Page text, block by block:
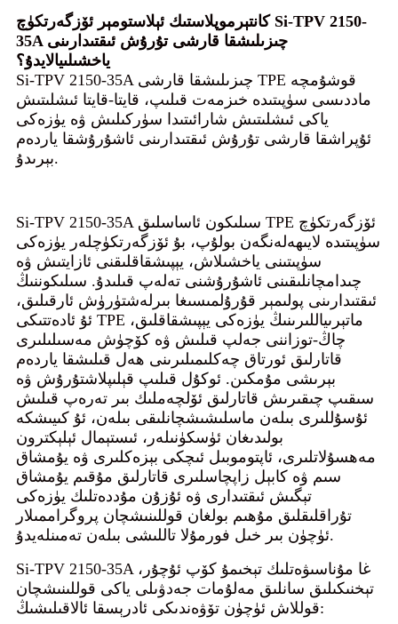
كانتېرموپلاستىك ئېلاستومېر ئۆزگەرتكۈچ
Si-TPV 2150-
35A چىزىلىشقا قارشى تۇرۇش ئىقتىدارىنى
ياخشىلىيالايدۇ؟
Si-TPV 2150-35A چىزىلىشقا قارشى TPE قوشۇمچە
ماددىسى سۈپىتىدە خىزمەت قىلىپ، قايتا-قايتا ئىشلىتىش
ياكى ئىشلىتىش شارائىتىدا سۈركىلىش ۋە يۈزەكى
ئۇپراشقا قارشى تۇرۇش ئىقتىدارىنى ئاشۇرۇشقا ياردەم
بېرىدۇ.
Si-TPV 2150-35A سىلىكون ئاساسلىق TPE ئۆزگەرتكۈچ
سۈپىتىدە لايىھەلەنگەن بولۇپ، بۇ ئۆزگەرتكۈچلەر يۈزەكى
سۈپىتىنى ياخشىلاش، يېپىشقاقلىقنى ئازايتىش ۋە
چىدامچانلىقىنى ئاشۇرۇشنى تەلەپ قىلىدۇ. سىلىكوننىڭ
ئىقتىدارىنى پولىمېر قۇرۇلمىسىغا بىرلەشتۈرۈش ئارقىلىق،
ئۇ ئادەتتىكى TPE ماتېرىياللىرىنىڭ يۈزەكى يېپىشقاقلىق،
چاڭ-توزاننى جەلپ قىلىش ۋە كۆچۈش مەسىلىلىرى
قاتارلىق ئورتاق چەكلىمىلىرىنى ھەل قىلىشقا ياردەم
بېرىشى مۇمكىن. ئوكۇل قىلىپ قېلىپلاشتۇرۇش ۋە
سىقىپ چىقىرىش قاتارلىق ئۆلچەملىك بىر تەرەپ قىلىش
ئۇسۇللىرى بىلەن ماسلىشىشچانلىقى بىلەن، ئۇ كىيىشكە
بولىدىغان ئۈسكۈنىلەر، ئىستېمال ئېلېكترون
مەھسۇلاتلىرى، ئاپتوموبىل ئىچكى بېزەكلىرى ۋە يۇمشاق
سىم ۋە كابېل زاپچاسلىرى قاتارلىق مۇقىم يۇمشاق
تېگىش ئىقتىدارى ۋە ئۇزۇن مۇددەتلىك يۈزەكى
تۇراقلىقلىق مۇھىم بولغان قوللىنىشچان پروگراممىلار
ئۈچۈن بىر خىل فورمۇلا تاللىشى بىلەن تەمىنلەيدۇ.
Si-TPV 2150-35A غا مۇناسىۋەتلىك تېخىمۇ كۆپ ئۇچۇر،
تېخنىكىلىق سانلىق مەلۇمات جەدۋىلى ياكى قوللىنىشچان
قوللاش ئۈچۈن تۆۋەندىكى ئادرېسقا ئالاقىلىشىڭ: